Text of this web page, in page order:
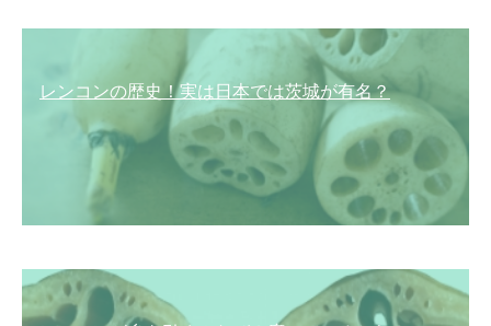
レンコンの歴史！実は日本では茨城が有名？